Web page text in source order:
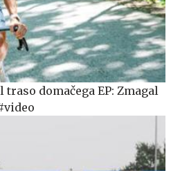
domačega EP: Zmagal